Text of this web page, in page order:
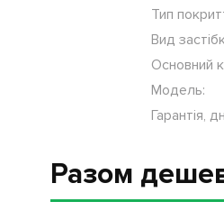
Тип
Вид
Основний
Модель:
Гарантія,
Разом